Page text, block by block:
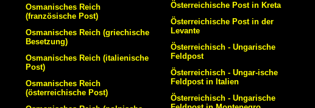
Osmanisches Reich
(französische Post)
Osmanisches Reich (griechische
Besetzung)
Osmanisches Reich (italienische
Post)
Osmanisches Reich
(österreichische Post)
Österreichische Post in Kreta
Österreichische Post in der
Levante
Österreichisch - Ungarische
Feldpost
Österreichisch - Ungar-ische
Feldpost in Italien
Österreichisch - Ungarische